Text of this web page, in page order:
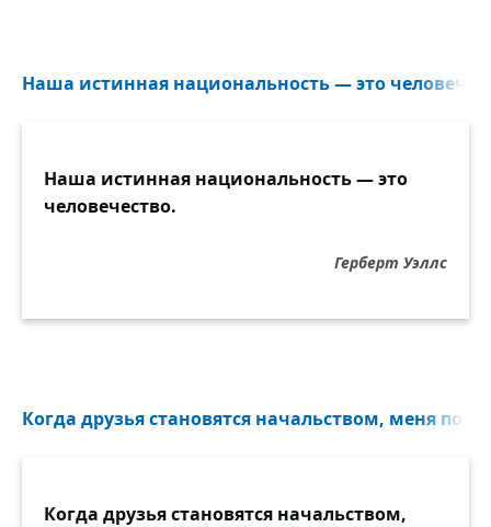
Наша истинная национальность — это
Наша истинная национальность — это
человечество.
Герберт Уэллс
Когда друзья становятся начальством, меня
Когда друзья становятся начальством,